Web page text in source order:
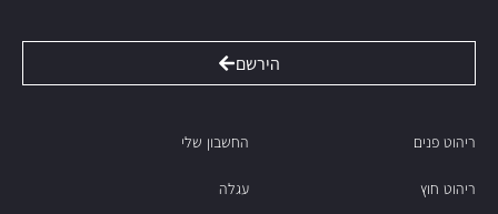
הירשם
ריהוט פנים
ריהוט חוץ
החשבון שלי
עגלה